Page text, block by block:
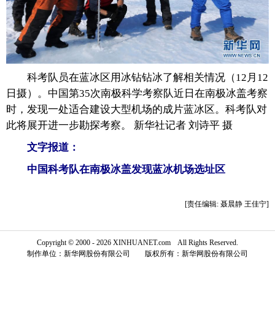
金融 公益 军事 无人机
富媒体 摄影 新华广播
新华电视中文 新华电视英文 返回PC
科考队员在蓝冰区用冰钻钻冰了解相关情况（12月12
日摄）。中国第35次南极科学考察队近日在南极冰盖考察
时，发现一处适合建设大型机场的成片蓝冰区。科考队对
此将展开进一步勘探考察。 新华社记者 刘诗平 摄
文字报道：
中国科考队在南极冰盖发现蓝冰机场选址区
[责任编辑: 聂晨静 王佳宁]
Copyright © 2000 - 2026 XINHUANET.com All Rights Reserved.
制作单位：新华网股份有限公司 版权所有：新华网股份有限公司